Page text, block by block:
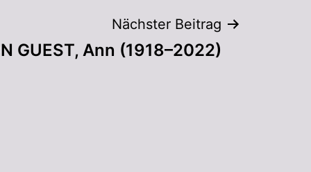
Nächster Beitrag
GUEST, Ann (1918–2022)